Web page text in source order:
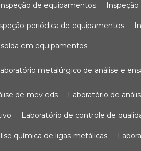
inspeção de equipamentos
periódica de equipamentos
solda em equipamentos
laboratório metalúrgico de análise e
de mev eds laboratório de
laboratório de controle de
química de ligas metálicas